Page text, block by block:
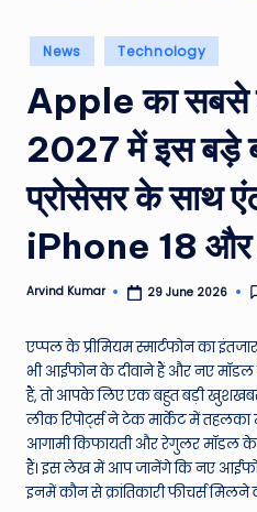
e
c
h
&
M
o
vi
e
N
e
w
s
A
Posted
in
News Technology
Apple का सबसे
2027 में इस बड़े
प्रोसेसर के साथ
iPhone 18
Posted
Arvind Kumar 29 June 2026
एप्पल के प्रीमियम स्मार्टफोन का
भी आईफोन के दीवाने हैं और नए मॉडल
हैं, तो आपके लिए एक बहुत बड़ी
लीक रिपोर्ट्स ने टेक मार्केट में तहलका
आगामी किफायती और रेगुलर मॉडल के
हैं। इस लेख में आप जानेंगे कि नए
इनमें कौन से क्रांतिकारी फीचर्स मिलने